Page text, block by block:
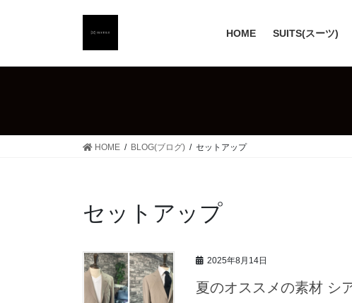
HOME SUITS(スーツ)
HOME BLOG(ブログ) セットアップ
セットアップ
2025年8月14日
夏のオススメの素材 シ